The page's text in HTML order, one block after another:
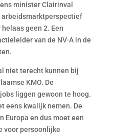
minister Clairinval
arbeidsmarktperspectief
geen 2. Een
van de NV-A in de
niet terecht kunnen bij
KMO. De
liggen gewoon te hoog.
eens kwalijk nemen. De
Europa en dus moet een
voor persoonlijke